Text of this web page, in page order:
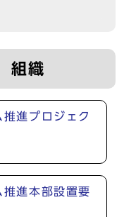
組織
進プロジェク
進本部設置要